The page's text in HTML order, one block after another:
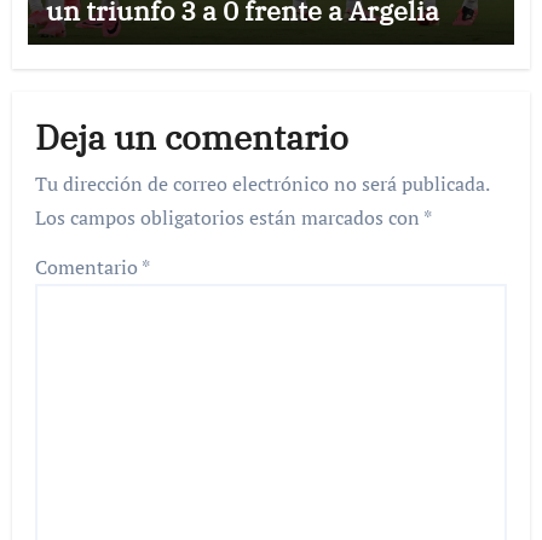
un triunfo 3 a 0 frente a Argelia
Deja un comentario
Tu dirección de correo electrónico no será publicada.
Los campos obligatorios están marcados con *
Comentario *